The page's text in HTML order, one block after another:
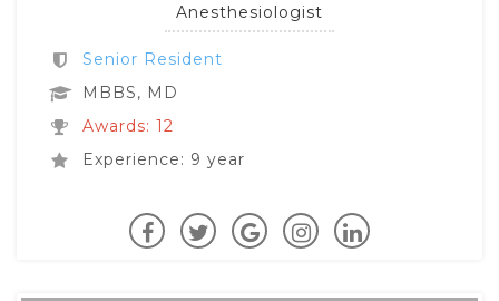
Anesthesiologist
Senior Resident
MBBS, MD
Awards: 12
Experience: 9 year